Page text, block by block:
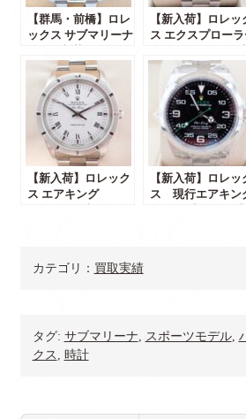
【群馬・前橋】ロレ
ックス サブマリーナ
ャラ完備
【新入荷】ロレッ
ス エクスプロー
備
【新入荷】ロレック
ス エアキング
【新入荷】ロレッ
ス 現行エアキン
カテゴリ： 買取実績
タグ: サブマリーナ スポーツモデル,
クス
時計